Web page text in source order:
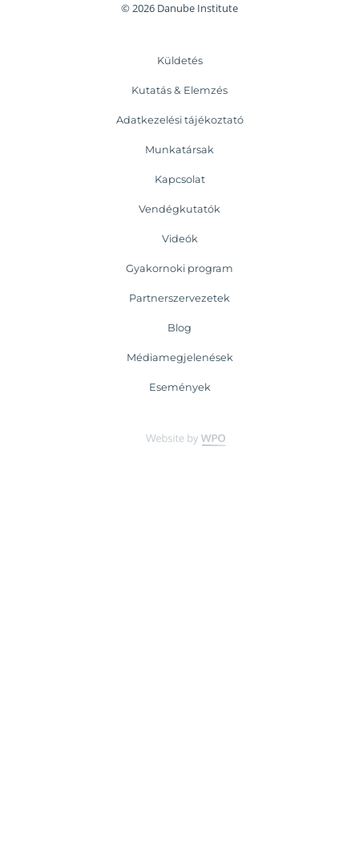
© 2026 Danube Institute
Küldetés
Kutatás & Elemzés
Adatkezelési tájékoztató
Munkatársak
Kapcsolat
Vendégkutatók
Videók
Gyakornoki program
Partnerszervezetek
Blog
Médiamegjelenések
Események